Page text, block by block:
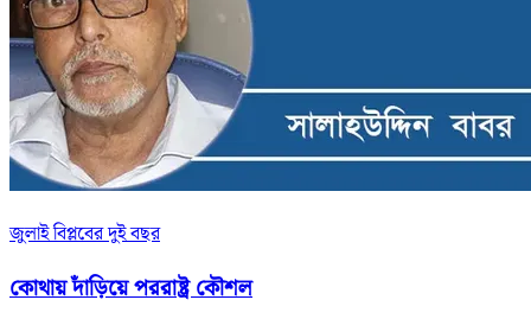
জুলাই বিপ্লবের দুই বছর
কোথায় দাঁড়িয়ে পররাষ্ট্র কৌশল